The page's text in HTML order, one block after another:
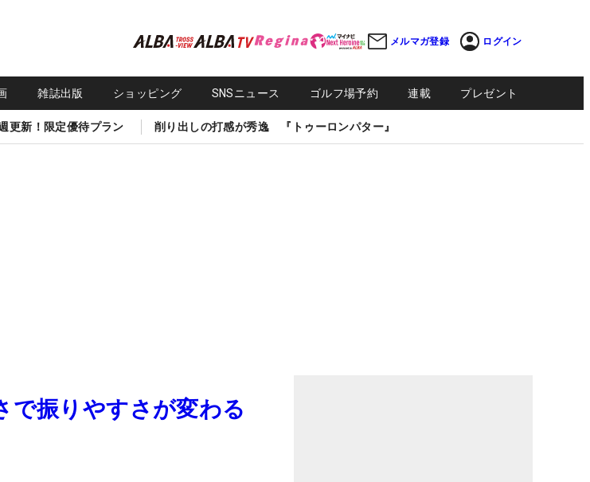
メルマガ登録 ログイン
雑誌出版 ショッピング SNSニュース ゴルフ場予約 連載 プレゼント
更新！限定優待プラン 削り出しの打感が秀逸 『トゥーロンパター』
振りやすさが変わる